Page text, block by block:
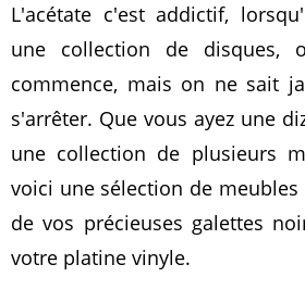
L'acétate c'est addictif,
une collection de disques,
commence, mais on ne sait
s'arrêter. Que vous ayez une
une collection de plusieurs
voici une sélection de
de vos précieuses galettes
votre platine vinyle.